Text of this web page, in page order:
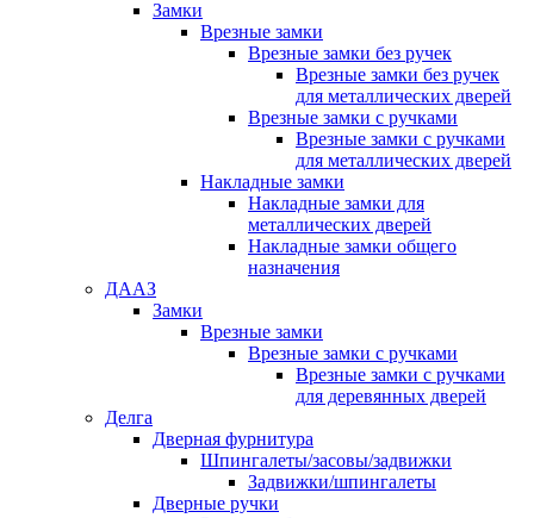
Замки
Врезные замки
Врезные замки без ручек
Врезные замки без ручек
для металлических дверей
Врезные замки с ручками
Врезные замки с ручками
для металлических дверей
Накладные замки
Накладные замки для
металлических дверей
Накладные замки общего
назначения
ДААЗ
Замки
Врезные замки
Врезные замки с ручками
Врезные замки с ручками
для деревянных дверей
Делга
Дверная фурнитура
Шпингалеты/засовы/задвижки
Задвижки/шпингалеты
Дверные ручки